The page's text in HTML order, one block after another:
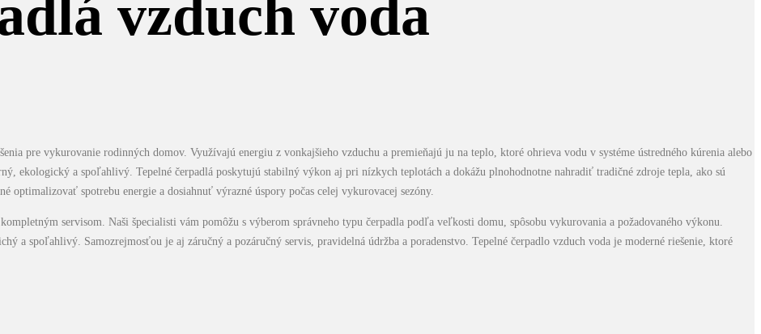
vzduch voda
pre vykurovanie rodinných domov. Využívajú energiu z vonkajšieho vzduchu a premieňajú ju na teplo, ktoré ohrieva vodu v systéme ústredného kúrenia alebo
ekologický a spoľahlivý. Tepelné čerpadlá poskytujú stabilný výkon aj pri nízkych teplotách a dokážu plnohodnotne nahradiť tradičné zdroje tepla, ako sú
spotrebu energie a dosiahnuť výrazné úspory počas celej vykurovacej sezóny.
servisom. Naši špecialisti vám pomôžu s výberom správneho typu čerpadla podľa veľkosti domu, spôsobu vykurovania a požadovaného výkonu.
a spoľahlivý. Samozrejmosťou je aj záručný a pozáručný servis, pravidelná údržba a poradenstvo. Tepelné čerpadlo vzduch voda je moderné riešenie, ktoré